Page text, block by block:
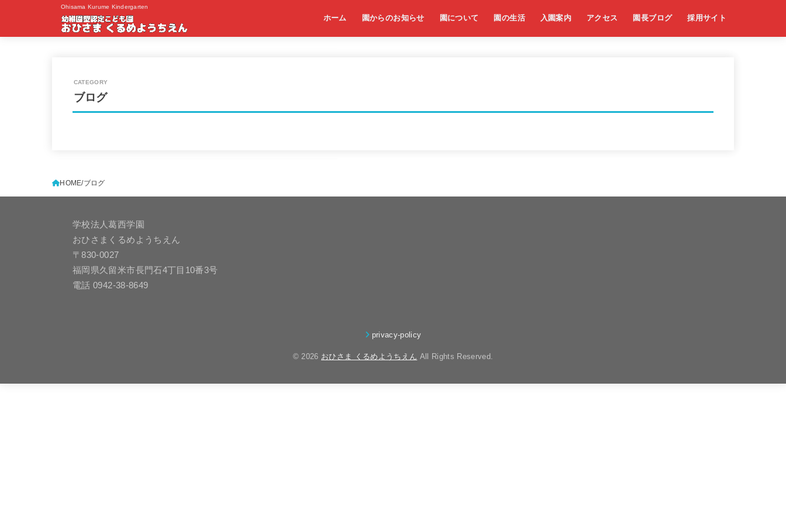
Ohisama Kurume Kindergarten
ホーム 園からのお知らせ 園について 園の生活 入園案内 アクセス 園長ブログ 採用サイト
ブログ
HOME ブログ
学校法人葛西学園
おひさまくるめようちえん
〒830-0027
福岡県久留米市長門石4丁目10番3号
電話 0942-38-8649
privacy-policy
© 2026 おひさま くるめようちえん All Rights Reserved.